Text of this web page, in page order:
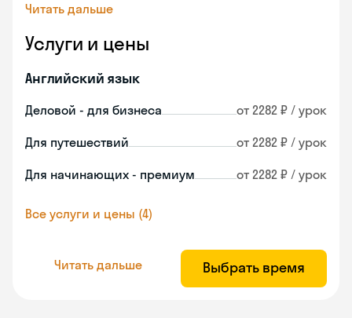
Читать дальше
Услуги и цены
Английский язык
Деловой - для бизнеса от 2282 ₽ / урок
Для путешествий от 2282 ₽ / урок
Для начинающих - премиум от 2282 ₽ / урок
Все услуги и цены (4)
Читать дальше Выбрать время